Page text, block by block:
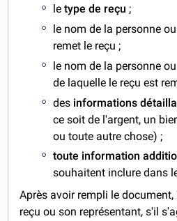
letype de reçu ;
le nom de la personne
remet le reçu ;
le nom de la personne
de laquelle le reçu est
des informations
ce soit de l'argent, un
ou toute autre chose) ;
toute information
souhaitent inclure dans
Après avoir rempli le
reçu ou son représentant, s'il